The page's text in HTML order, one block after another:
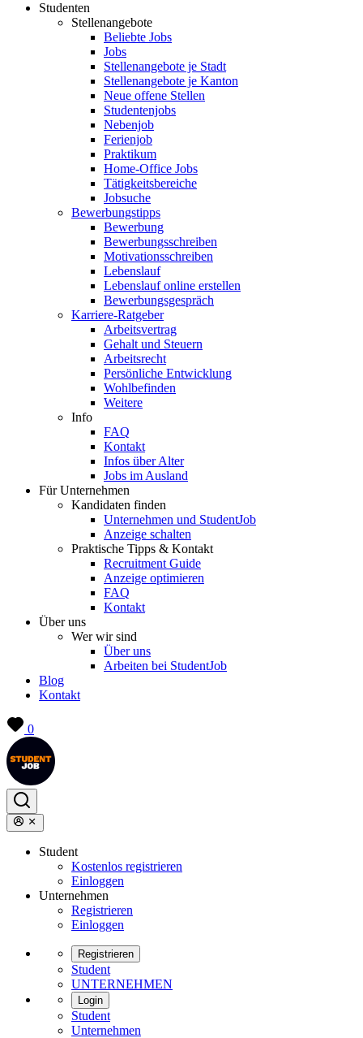
Studenten
Stellenangebote
Beliebte Jobs
Jobs
Stellenangebote je Stadt
Stellenangebote je Kanton
Neue offene Stellen
Studentenjobs
Nebenjob
Ferienjob
Praktikum
Home-Office Jobs
Tätigkeitsbereiche
Jobsuche
Bewerbungstipps
Bewerbung
Bewerbungsschreiben
Motivationsschreiben
Lebenslauf
Lebenslauf online erstellen
Bewerbungsgespräch
Karriere-Ratgeber
Arbeitsvertrag
Gehalt und Steuern
Arbeitsrecht
Persönliche Entwicklung
Wohlbefinden
Weitere
Info
FAQ
Kontakt
Infos über Alter
Jobs im Ausland
Für Unternehmen
Kandidaten finden
Unternehmen und StudentJob
Anzeige schalten
Praktische Tipps & Kontakt
Recruitment Guide
Anzeige optimieren
FAQ
Kontakt
Über uns
Wer wir sind
Über uns
Arbeiten bei StudentJob
Blog
Kontakt
0
Student
Kostenlos registrieren
Einloggen
Unternehmen
Registrieren
Einloggen
Registrieren
Student
UNTERNEHMEN
Login
Student
Unternehmen